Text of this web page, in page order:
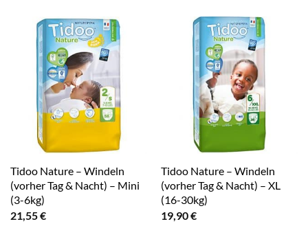
Tidoo Nature – Windeln
(vorher Tag & Nacht) – Mini
(3-6kg)
21,55€
Tidoo Nature – Windeln
(vorher Tag & Nacht) – XL
(16-30kg)
19,90€